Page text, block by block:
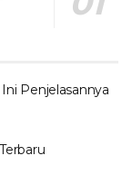
Penjelasannya